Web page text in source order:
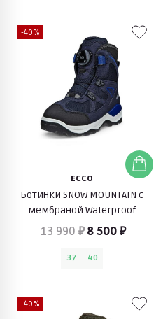
-40%
ECCO
Ботинки SNOW MOUNTAIN с
мембраной Waterproof
(черный с синим)
13 990 ₽ 8 500 ₽
37 40
-40%